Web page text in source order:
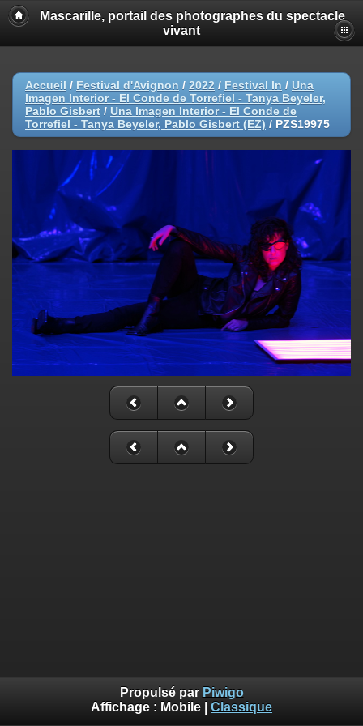
Mascarille, portail des photographes du spectacle
vivant
Accueil / Festival d'Avignon / 2022 / Festival In / Una
Imagen Interior - El Conde de Torrefiel - Tanya Beyeler,
Pablo Gisbert / Una Imagen Interior - El Conde de
Torrefiel - Tanya Beyeler, Pablo Gisbert (EZ) / PZS19975
Propulsé par Piwigo
Affichage : Mobile Classique